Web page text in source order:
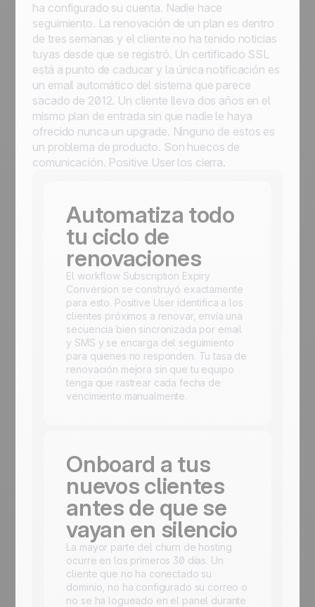
ha configurado su cuenta. Nadie hace
seguimiento. La renovación de un plan es dentro
de tres semanas y el cliente no ha tenido noticias
tuyas desde que se registró. Un certificado SSL
está a punto de caducar y la única notificación es
un email automático del sistema que parece
sacado de 2012. Un cliente lleva dos años en el
mismo plan de entrada sin que nadie le haya
ofrecido nunca un upgrade. Ninguno de estos es
un problema de producto. Son huecos de
comunicación. Positive User los cierra.
Automatiza todo
tu ciclo de
renovaciones
El workflow Subscription Expiry
Conversion se construyó exactamente
para esto. Positive User identifica a los
clientes próximos a renovar, envía una
secuencia bien sincronizada por email
y SMS y se encarga del seguimiento
para quienes no responden. Tu tasa de
renovación mejora sin que tu equipo
tenga que rastrear cada fecha de
vencimiento manualmente.
Onboard a tus
nuevos clientes
antes de que se
vayan en silencio
La mayor parte del churn de hosting
ocurre en los primeros 30 días. Un
cliente que no ha conectado su
dominio, no ha configurado su correo o
no se ha logueado en el panel durante